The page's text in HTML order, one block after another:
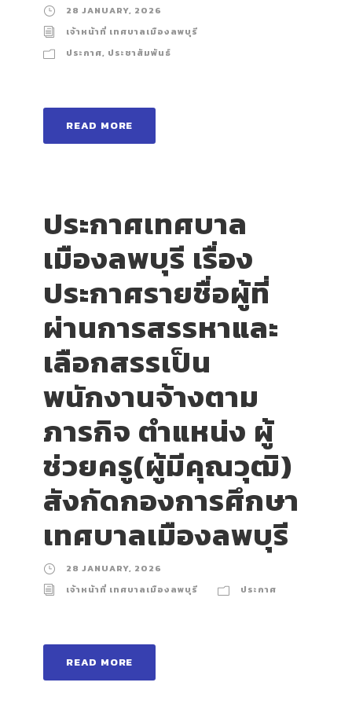
28 JANUARY, 2026
เจ้าหน้าที่ เทศบาลเมืองลพบุรี
ประกาศ, ประชาสัมพันธ์
READ MORE
ประกาศเทศบาล
เมืองลพบุรี เรื่อง
ประกาศรายชื่อผู้ที่
ผ่านการสรรหาและ
เลือกสรรเป็น
พนักงานจ้างตาม
ภารกิจ ตำแหน่ง ผู้
ช่วยครู(ผู้มีคุณวุฒิ)
สังกัดกองการศึกษา
เทศบาลเมืองลพบุรี
28 JANUARY, 2026
เจ้าหน้าที่ เทศบาลเมืองลพบุรี
ประกาศ
READ MORE